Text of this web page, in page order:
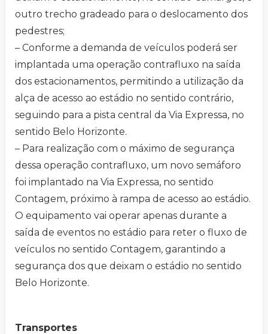
outro trecho gradeado para o deslocamento dos
pedestres;
– Conforme a demanda de veículos poderá ser
implantada uma operação contrafluxo na saída
dos estacionamentos, permitindo a utilização da
alça de acesso ao estádio no sentido contrário,
seguindo para a pista central da Via Expressa, no
sentido Belo Horizonte.
– Para realização com o máximo de segurança
dessa operação contrafluxo, um novo semáforo
foi implantado na Via Expressa, no sentido
Contagem, próximo à rampa de acesso ao estádio.
O equipamento vai operar apenas durante a
saída de eventos no estádio para reter o fluxo de
veículos no sentido Contagem, garantindo a
segurança dos que deixam o estádio no sentido
Belo Horizonte.
Transportes